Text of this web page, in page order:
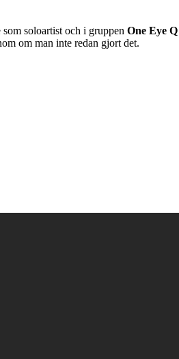
soloartist och i gruppen One Eye
om man inte redan gjort det.